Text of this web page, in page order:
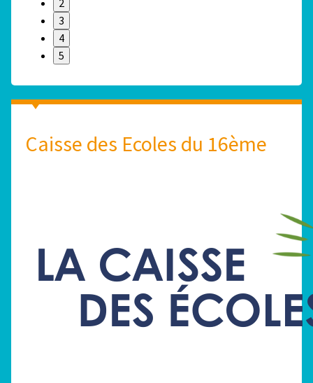
2
3
4
5
Caisse des Ecoles du 16ème